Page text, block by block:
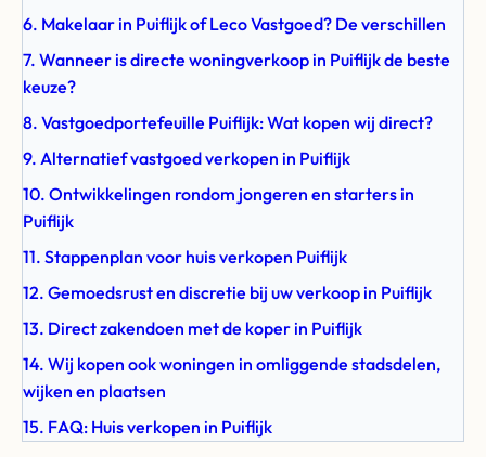
6. Makelaar in Puiflijk of Leco Vastgoed? De verschillen
7. Wanneer is directe woningverkoop in Puiflijk de beste
keuze?
8. Vastgoedportefeuille Puiflijk: Wat kopen wij direct?
9. Alternatief vastgoed verkopen in Puiflijk
10. Ontwikkelingen rondom jongeren en starters in
Puiflijk
11. Stappenplan voor huis verkopen Puiflijk
12. Gemoedsrust en discretie bij uw verkoop in Puiflijk
13. Direct zakendoen met de koper in Puiflijk
14. Wij kopen ook woningen in omliggende stadsdelen,
wijken en plaatsen
15. FAQ: Huis verkopen in Puiflijk